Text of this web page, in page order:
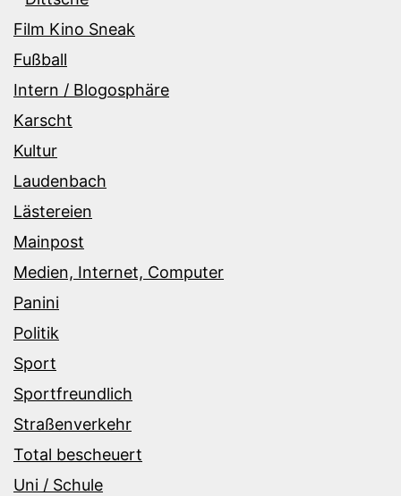
Film Kino Sneak
Fußball
Intern / Blogosphäre
Karscht
Kultur
Laudenbach
Lästereien
Mainpost
Medien, Internet, Computer
Panini
Politik
Sport
Sportfreundlich
Straßenverkehr
Total bescheuert
Uni / Schule